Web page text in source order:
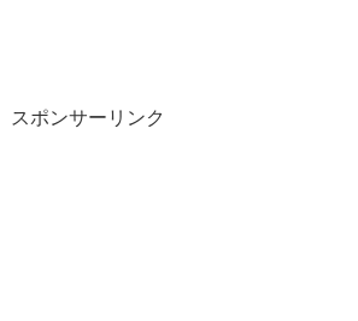
スポンサーリンク